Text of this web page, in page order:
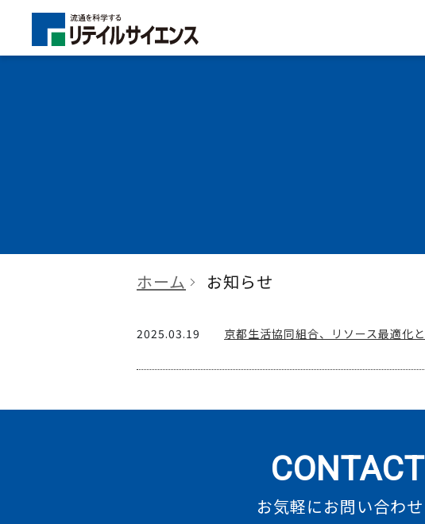
ホーム お知らせ
2025.03.19 京都生活協同組合、リソース最適化
お気軽にお問い合わ